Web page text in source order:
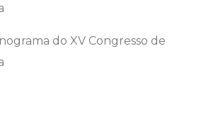
do XV Congresso de